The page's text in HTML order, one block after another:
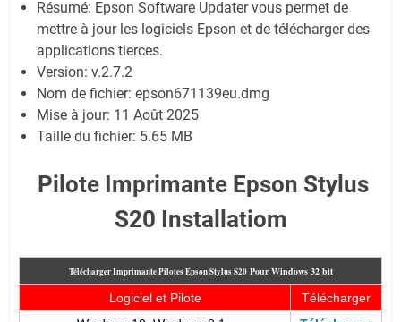
Résumé: Epson Software Updater vous permet de
mettre à jour les logiciels Epson et de télécharger des
applications tierces.
Version: v.2.7.2
Nom de fichier: epson671139eu.dmg
Mise à jour: 11 Août 2025
Taille du fichier: 5.65 MB
Pilote Imprimante Epson Stylus
S20 Installatiom
Télécharger Imprimante Pilotes Epson Stylus S20 PourWindows 32 bit
Logiciel et Pilote
Télécharger